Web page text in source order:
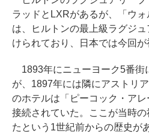
ラッドとLXRがあるが、「ウォ
は、ヒルトンの最上級ラグジ
けられており、日本では今回が
1893年にニューヨーク5番街
が、1897年には隣にアストリ
のホテルは「ピーコック・ア
接続されていた。ここが当時
たという1世紀前からの歴史が